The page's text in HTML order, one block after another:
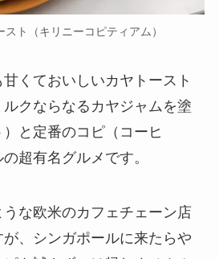
ト（キリニーコピティアム）
くておいしいカヤトースト
ルクならなるカヤジャムを塗
と定番のコピ（コーヒ
超有名グルメです。
な欧米のカフェチェーン店
、シンガポールに来たらや